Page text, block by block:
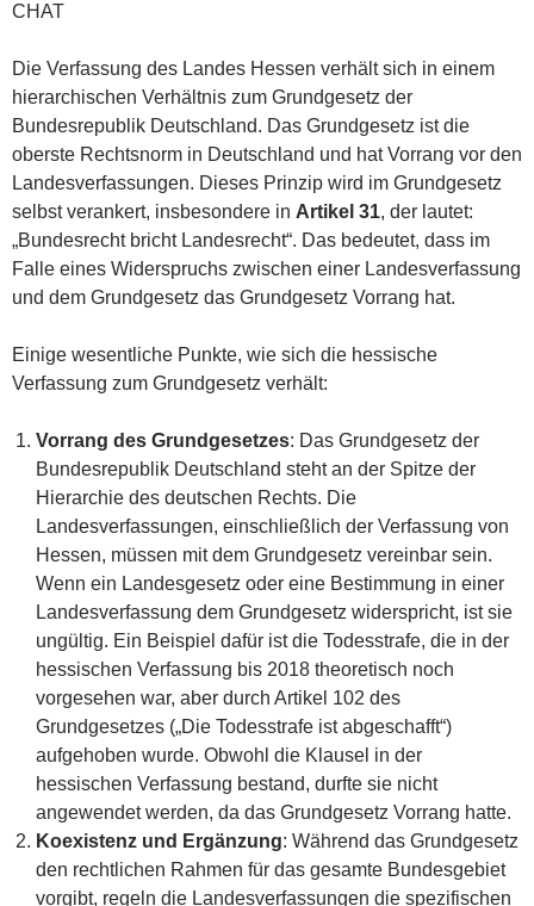
CHAT
Die Verfassung des Landes Hessen verhält sich in einem
hierarchischen Verhältnis zum Grundgesetz der
Bundesrepublik Deutschland. Das Grundgesetz ist die
oberste Rechtsnorm in Deutschland und hat Vorrang vor den
Landesverfassungen. Dieses Prinzip wird im Grundgesetz
selbst verankert, insbesondere in Artikel 31, der lautet:
„Bundesrecht bricht Landesrecht“. Das bedeutet, dass im
Falle eines Widerspruchs zwischen einer Landesverfassung
und dem Grundgesetz das Grundgesetz Vorrang hat.
Einige wesentliche Punkte, wie sich die hessische
Verfassung zum Grundgesetz verhält:
Vorrang des Grundgesetzes: Das Grundgesetz der
Bundesrepublik Deutschland steht an der Spitze der
Hierarchie des deutschen Rechts. Die
Landesverfassungen, einschließlich der Verfassung von
Hessen, müssen mit dem Grundgesetz vereinbar sein.
Wenn ein Landesgesetz oder eine Bestimmung in einer
Landesverfassung dem Grundgesetz widerspricht, ist sie
ungültig. Ein Beispiel dafür ist die Todesstrafe, die in der
hessischen Verfassung bis 2018 theoretisch noch
vorgesehen war, aber durch Artikel 102 des
Grundgesetzes („Die Todesstrafe ist abgeschafft“)
aufgehoben wurde. Obwohl die Klausel in der
hessischen Verfassung bestand, durfte sie nicht
angewendet werden, da das Grundgesetz Vorrang hatte.
Koexistenz und Ergänzung: Während das Grundgesetz
den rechtlichen Rahmen für das gesamte Bundesgebiet
vorgibt, regeln die Landesverfassungen die spezifischen